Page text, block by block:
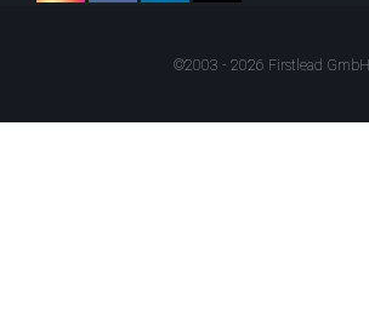
©2003 - 2026 Firstlead GmbH